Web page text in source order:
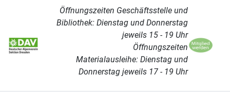
Öffnungszeiten Geschäftsstelle und
Bibliothek: Dienstag und Donnerstag
jeweils 15 - 19 Uhr
Öffnungszeiten
Materialausleihe: Dienstag und
Donnerstag jeweils 17 - 19 Uhr